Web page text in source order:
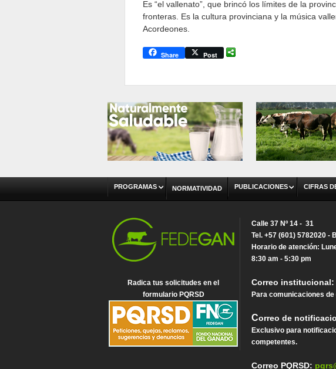
Es “el vallenato”, que brincó los límites de la
fronteras. Es la cultura provinciana y la música
Acordeones.
Share Post
PROGRAMAS NORMATIVIDAD PUBLICACIONES CIFRAS
Radica tus solicitudes en el
formulario PQRSD
Calle 37 Nº 14 - 31
Tel. +57 (601) 5782020 -
Horario de atención:
8:30 am - 5:30 pm
Correo
Para comunicaciones
Correo de
Exclusivo para
competentes.
Correo PQRSD: